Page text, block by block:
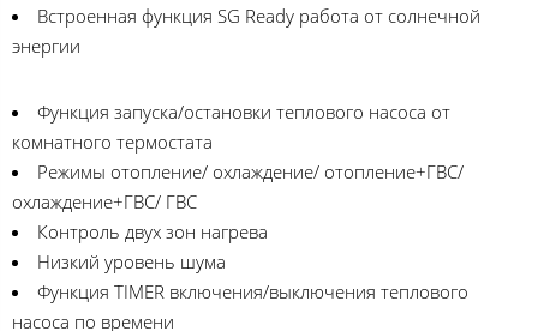
Встроенная функция SG Ready работа от солнечной
энергии
Функция запуска/остановки теплового насоса от
комнатного термостата
Режимы отопление/ охлаждение/ отопление+ГВС/
охлаждение+ГВС/ ГВС
Контроль двух зон нагрева
Низкий уровень шума
Функция TIMER включения/выключения теплового
насоса по времени